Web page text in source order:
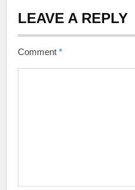
LEAVE A REPLY
Comment *